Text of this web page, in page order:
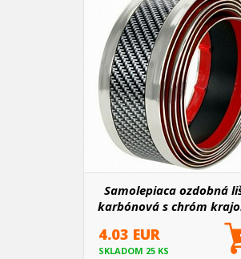
Samolepiaca ozdobná
karbónová s chróm
4.03 EUR
SKLADOM 25 KS